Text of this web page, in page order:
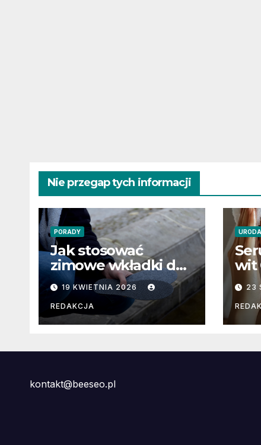
Nie przegap tych informacji
PORADY
Jak stosować
zimowe wkładki do
butów?
19 KWIETNIA 2026
REDAKCJA
URODA
wit
23
kontakt@beeseo.pl